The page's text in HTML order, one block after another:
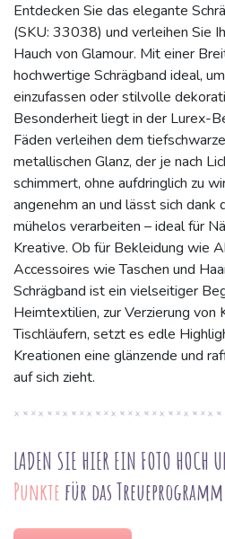
Entdecken Sie das elegante
(SKU: 33038) und verleihen Sie
Hauch von Glamour. Mit einer
hochwertige Schrägband ideal,
einzufassen oder stilvolle
Besonderheit liegt in der Lurex-
Fäden verleihen dem
metallischen Glanz, der je nach
schimmert, ohne aufdringlich zu
angenehm an und lässt sich dank
mühelos verarbeiten – ideal für
Kreative. Ob für Bekleidung wie
Accessoires wie Taschen und
Schrägband ist ein vielseitiger
Heimtextilien, zur Verzierung von
Tischläufern, setzt es edle
Kreationen eine glänzende und
auf sich zieht.
LADEN SIE HIER EIN FOTO HOCH
Punkte für das